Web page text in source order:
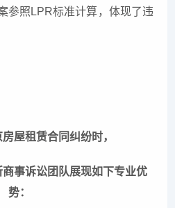
参照LPR标准计算，体现了违
屋租赁合同纠纷时，
事诉讼团队展现如下专业优
势：